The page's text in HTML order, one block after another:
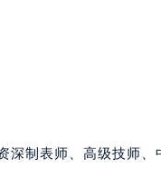
层06室（需提前预约）
E座6楼10室（需提前预
万象城写字楼（鄂尔
制表师、高级技师